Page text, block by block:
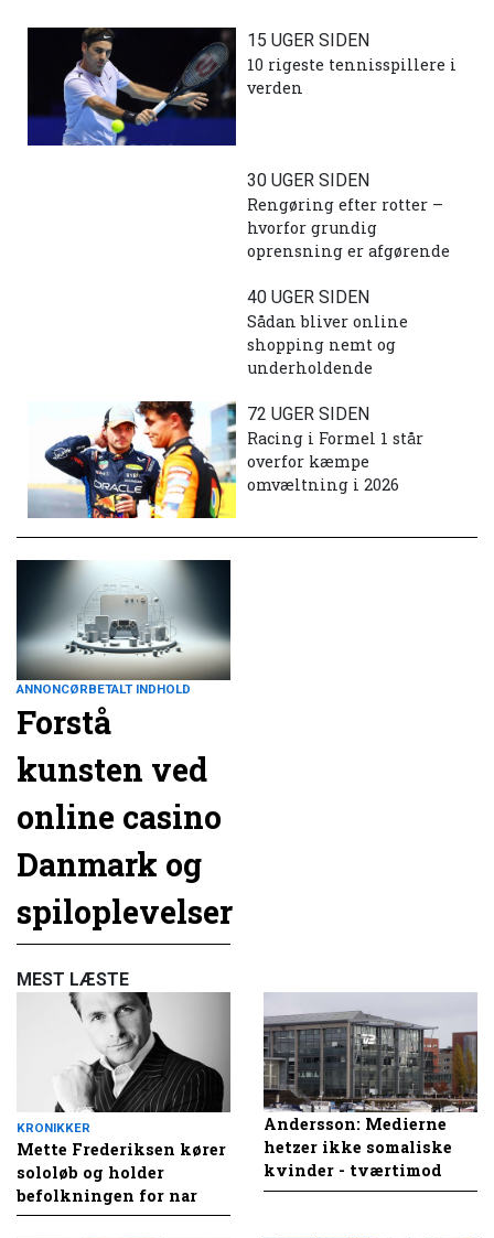
15 UGER SIDEN
10 rigeste tennisspillere i
verden
30 UGER SIDEN
Rengøring efter rotter –
hvorfor grundig
oprensning er afgørende
40 UGER SIDEN
Sådan bliver online
shopping nemt og
underholdende
72 UGER SIDEN
Racing i Formel 1 står
overfor kæmpe
omvæltning i 2026
ANNONCØRBETALT INDHOLD
Forstå
kunsten ved
online casino
Danmark og
spiloplevelser
MEST LÆSTE
KRONIKKER
Mette Frederiksen kører
sololøb og holder
befolkningen for nar
Andersson: Medierne
hetzer ikke somaliske
kvinder - tværtimod